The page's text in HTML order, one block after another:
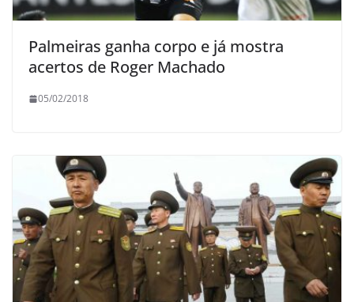
Palmeiras ganha corpo e já mostra
acertos de Roger Machado
05/02/2018